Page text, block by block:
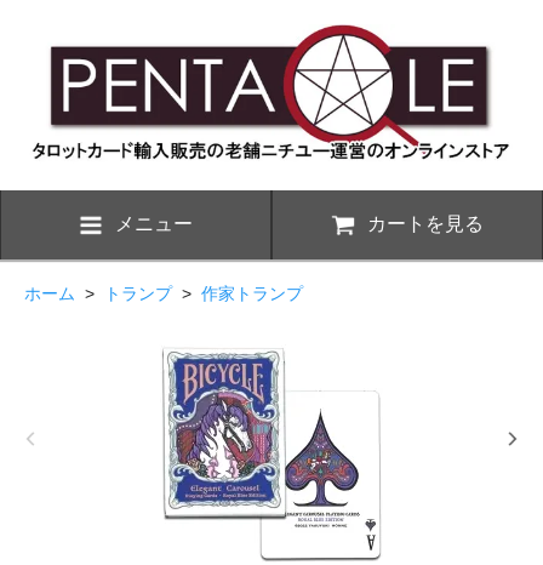
メニュー カートを見る
ホーム > トランプ> 作家トランプ